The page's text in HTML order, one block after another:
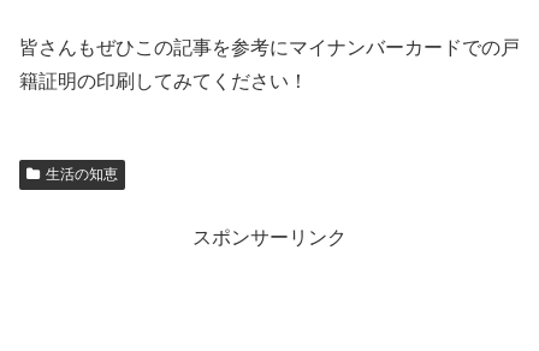
皆さんもぜひこの記事を参考にマイナンバーカードでの戸
籍証明の印刷してみてください！
生活の知恵
スポンサーリンク